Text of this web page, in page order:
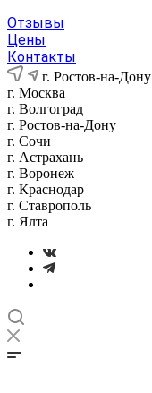
Отзывы
Цены
Контакты
г. Ростов-на-Дону
г. Москва
г. Волгоград
г. Ростов-на-Дону
г. Сочи
г. Астрахань
г. Воронеж
г. Краснодар
г. Ставрополь
г. Ялта